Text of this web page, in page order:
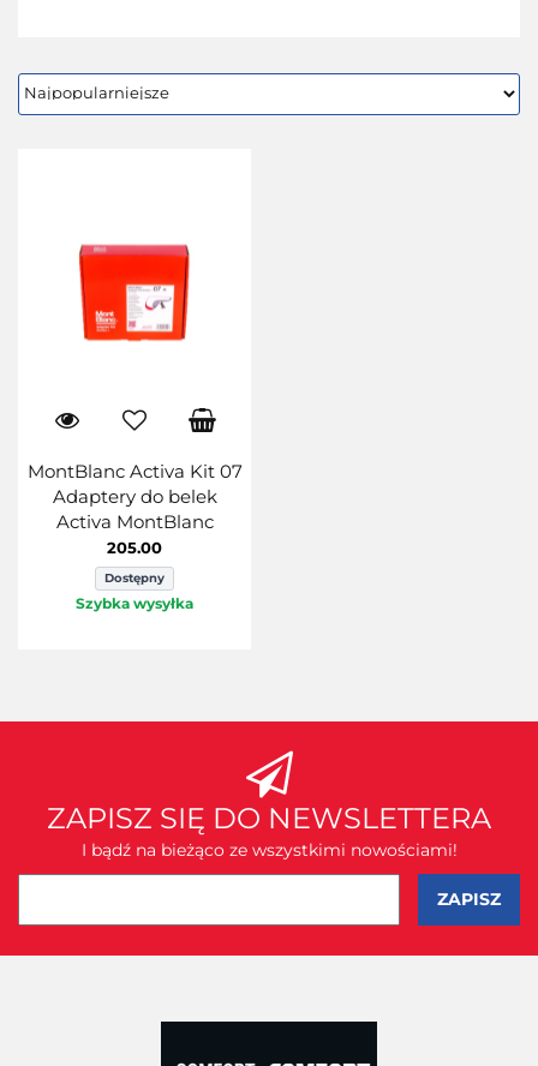
MontBlanc Activa Kit 07
Adaptery do belek
Activa MontBlanc
205.00
Dostępny
Szybka wysyłka
ZAPISZ SIĘ DO NEWSLETTERA
I bądź na bieżąco ze wszystkimi nowościami!